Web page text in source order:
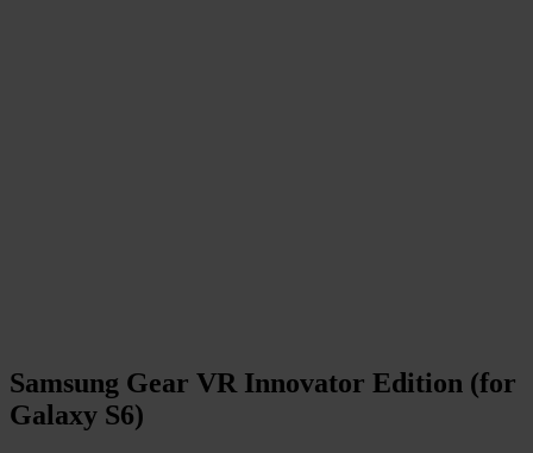
Samsung Gear VR Innovator Edition (for
Galaxy S6)